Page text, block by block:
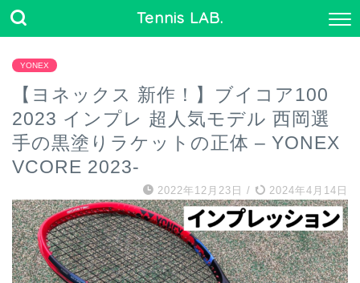
Tennis LAB.
YONEX
【ヨネックス 新作！】ブイコア100
2023 インプレ 超人気モデル 西岡選
手の黒塗りラケットの正体 – YONEX
VCORE 2023-
2022年12月23日 / 2024年4月14日